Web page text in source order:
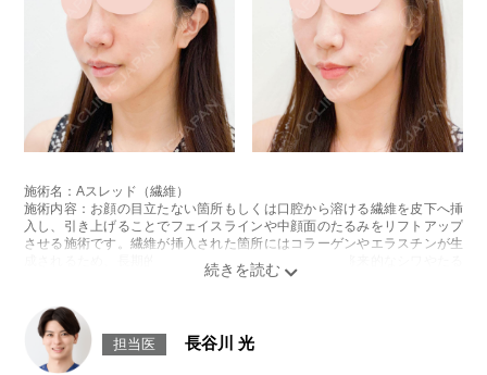
施術名：Aスレッド（繊維）
施術内容：お顔の目立たない箇所もしくは口腔から溶ける繊維を皮下へ挿
入し、引き上げることでフェイスラインや中顔面のたるみをリフトアップ
させる施術です。繊維が挿入された箇所にはコラーゲンやエラスチンが生
成されるため、長期的な美肌効果、肌質の改善効果、将来的なシワやたる
みの予防効果が期待できます。
リスク、副作用：腫れ、内出血、疼痛、頭痛、引き攣れ感などが生じるこ
とがございます。また、稀ではありますが、施術部位の細菌感染症、皮膚
のよれ、繊維の突出などが生じることがございます。化膿止め・痛み止め
を処方しております。服用により、何か異常があれば服用を中止してくだ
担当医 長谷川 光